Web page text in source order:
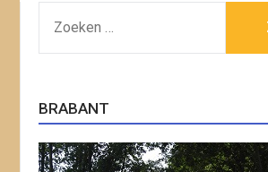
NAAR:
BRABANT